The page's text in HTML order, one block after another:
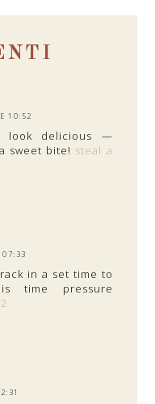
10:52
look delicious —
sweet bite! steal a
07:33
in a set time to
time pressure